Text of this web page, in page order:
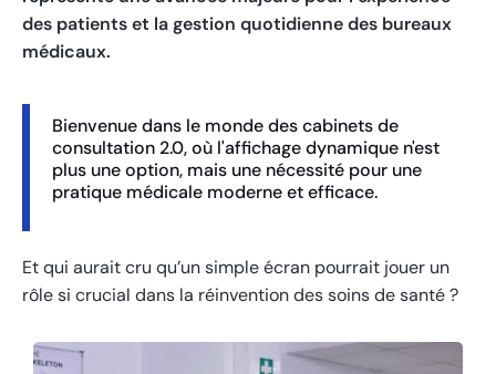
des patients et la gestion quotidienne des bureaux
médicaux.
Bienvenue dans le monde des cabinets de
consultation 2.0, où l'affichage dynamique n'est
plus une option, mais une nécessité pour une
pratique médicale moderne et efficace.
Et qui aurait cru qu’un simple écran pourrait jouer un
rôle si crucial dans la réinvention des soins de santé ?